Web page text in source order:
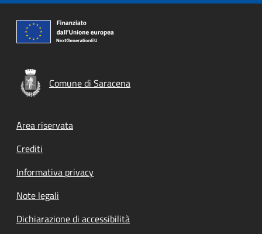
Comune di Saracena
Footer menu
Area riservata
Crediti
Informativa privacy
Note legali
Dichiarazione di accessibilità